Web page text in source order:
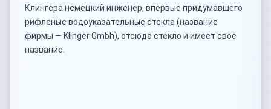
Клингера немецкий инженер, впервые придумавшего
рифленые водоуказательные стекла (название
фирмы — Klinger Gmbh), отсюда стекло и имеет свое
название.